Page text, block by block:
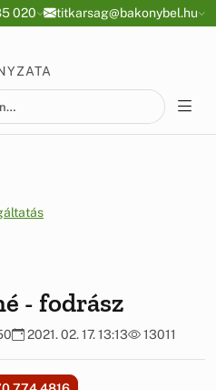
020 titkarsag@bakonybel.hu
- fodrász
2021. 02. 17. 13:13 13011